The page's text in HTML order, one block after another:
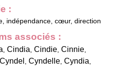
:
indépendance, cœur, direction
associés :
, Cindia, Cindie, Cinnie,
Cyndel , Cyndelle, Cyndia,